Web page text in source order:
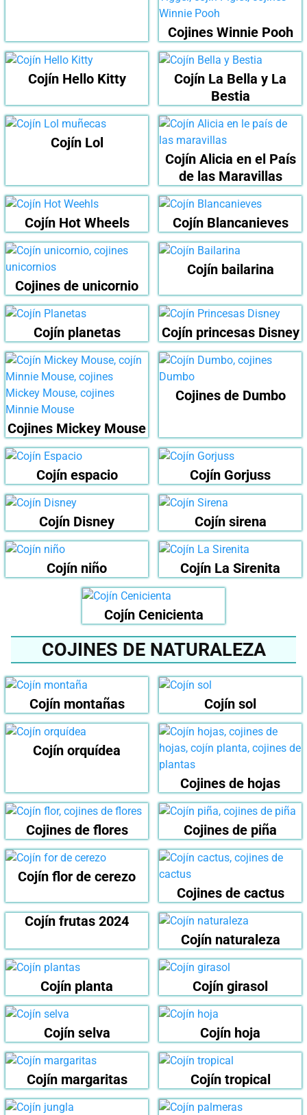
Cojines Winnie Pooh
Cojín Hello Kitty
Cojín La Bella y La
Bestia
Cojín Lol
Cojín Alicia en el País
de las Maravillas
Cojín Hot Wheels Cojín Blancanieves
Cojines de unicornio
Cojín bailarina
Cojín planetas Cojín princesas Disney
Cojines Mickey Mouse
Cojines de Dumbo
Cojín espacio Cojín Gorjuss
Cojín Disney Cojín sirena
Cojín niño Cojín La Sirenita
Cojín Cenicienta
COJINES DE NATURALEZA
Cojín montañas Cojín sol
Cojín orquídea
Cojines de hojas
Cojines de flores Cojines de piña
Cojín flor de cerezo
Cojines de cactus
Cojín frutas 2024
Cojín naturaleza
Cojín planta Cojín girasol
Cojín selva Cojín hoja
Cojín margaritas Cojín tropical